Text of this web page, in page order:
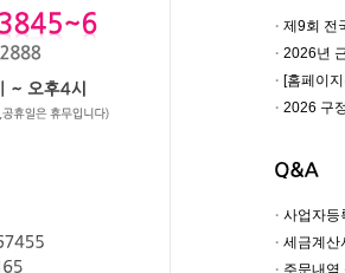
· 제9회 전
· 2026년
· [홈페이
· 2026 구
· 사업자등
· 세금계산
· 주문내역